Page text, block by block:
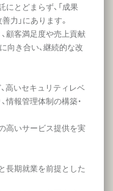
とどまらず、「成果
力」にあります。
顧客満足度や売上貢献
向き合い、継続的な改
、高いセキュリティレベ
情報管理体制の構築・
高いサービス提供を実
長期就業を前提とした